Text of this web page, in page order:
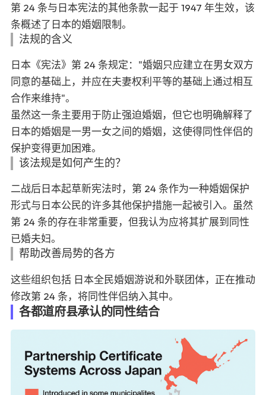
第 24 条与日本宪法的其他条款一起于 1947 年生效，该
条概述了日本的婚姻限制。
法规的含义
日本《宪法》第 24 条规定："婚姻只应建立在男女双方
同意的基础上，并应在夫妻权利平等的基础上通过相互
合作来维持"。
虽然这一条主要用于防止强迫婚姻，但它也明确解释了
日本的婚姻是一男一女之间的婚姻，这使得同性伴侣的
保护变得更加困难。
该法规是如何产生的？
二战后日本起草新宪法时，第 24 条作为一种婚姻保护
形式与日本公民的许多其他保护措施一起被引入。虽然
第 24 条的存在非常重要，但我认为应将其扩展到同性
已婚夫妇。
帮助改善局势的各方
这些组织包括 日本全民婚姻游说和外联团体，正在推动
修改第 24 条，将同性伴侣纳入其中。
各都道府县承认的同性结合